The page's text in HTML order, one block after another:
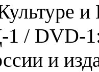
/ DVD-1:
и